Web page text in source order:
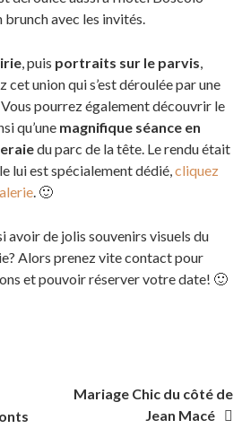
brunch avec les invités.
, puis portraits sur le parvis,
cet union qui s’est déroulée par une
pourrez également découvrir le
qu’une magnifique séance en
du parc de la tête. Le rendu était
lui est spécialement dédié,cliquez
. 🙂
avoir de jolis souvenirs visuels du
Alors prenez vite contact pour
et pouvoir réserver votre date! 🙂
Mariage Chic du côté de
Jean Macé